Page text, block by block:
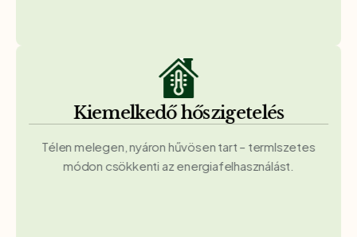
Kiemelkedő hőszigetelés
Télen melegen, nyáron hűvösen tart – termlszetes
módon csökkenti az energiafelhasználást.